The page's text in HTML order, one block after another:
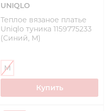
UNIQLO
Теплое вязаное платье
Uniqlo туника 1159775233
(Синий, M)
M
Купить